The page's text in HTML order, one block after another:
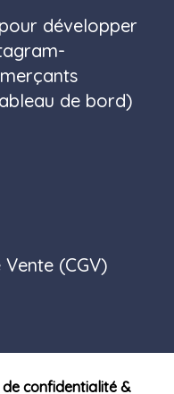
pour développer
de bord)
(CGV)
confidentialité &